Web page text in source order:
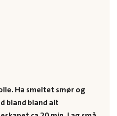
Ha smeltet smør og
bland bland alt